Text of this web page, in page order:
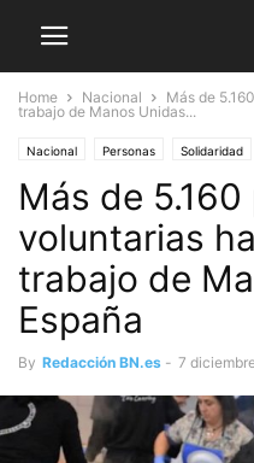
Home Nacional
Más de
trabajo de Manos Unidas...
Nacional Personas Solidaridad
Más de
voluntarias
trabajo de
España
By Redacción BN.es - 7